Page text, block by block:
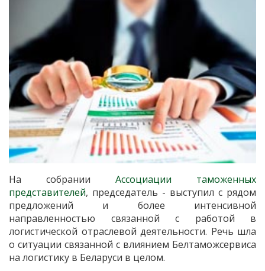
На собрании Ассоциации таможенных
представителей, председатель - выступил с рядом
предложений и более интенсивной
направленностью связанной с работой в
логистической отраслевой деятельности. Речь шла
о ситуации связанной с влиянием Белтаможсервиса
на логистику в Беларуси в целом.